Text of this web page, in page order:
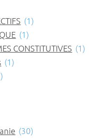
(1)
(1)
CONSTITUTIVES (1)
(1)
(30)